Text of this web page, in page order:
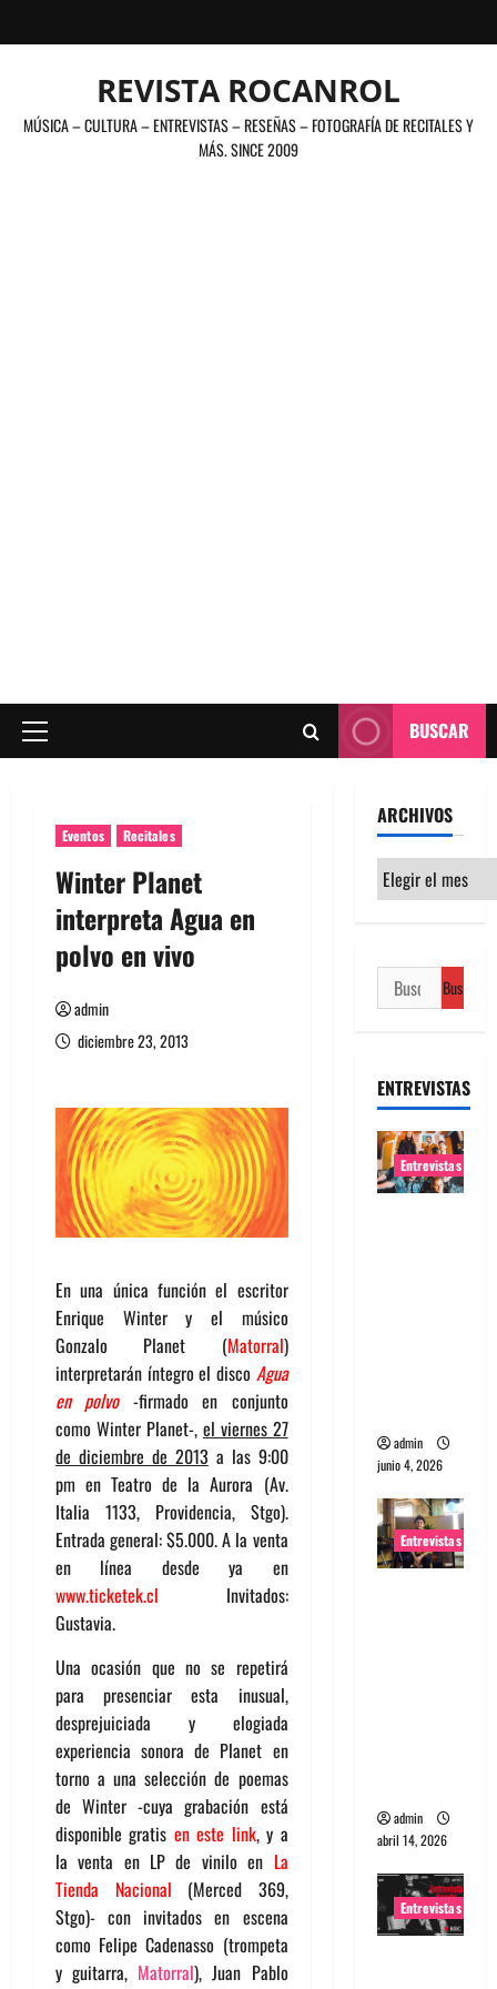
al
REVISTA ROCANROL
MÚSICA – CULTURA – ENTREVISTAS – RESEÑAS – FOTOGRAFÍA DE RECITALES Y
MÁS. SINCE 2009
Menú
BUSCAR
Eventos Recitales
Winter Planet
interpreta Agua en
polvo en vivo
admin
diciembre 23, 2013
En una única función el escritor
Enrique Winter y el músico
Gonzalo Planet (Matorral)
interpretarán íntegro el disco Agua
en polvo-firmado en conjunto
como Winter Planet-, el viernes 27
de diciembre de 2013 a las 9:00
pm en Teatro de la Aurora (Av.
Italia 1133, Providencia, Stgo).
Entrada general: $5.000. A la venta
en línea desde ya en
www.ticketek.cl Invitados:
Gustavia.
Una ocasión que no se repetirá
para presenciar esta inusual,
desprejuiciada y elogiada
experiencia sonora de Planet en
torno a una selección de poemas
de Winter -cuya grabación está
disponible gratis en este link, y a
la venta en LP de vinilo en La
Tienda Nacional (Merced 369,
Stgo)- con invitados en escena
como Felipe Cadenasso (trompeta
y guitarra, Matorral), Juan Pablo
ARCHIVOS
Archivos
Buscar:
ENTREVISTAS
Entrevistas
admin
junio 4, 2026
Entrevistas
admin
abril 14, 2026
Entrevistas